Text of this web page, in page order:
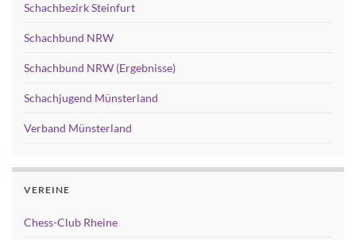
Schachbezirk Steinfurt
Schachbund NRW
Schachbund NRW (Ergebnisse)
Schachjugend Münsterland
Verband Münsterland
VEREINE
Chess-Club Rheine